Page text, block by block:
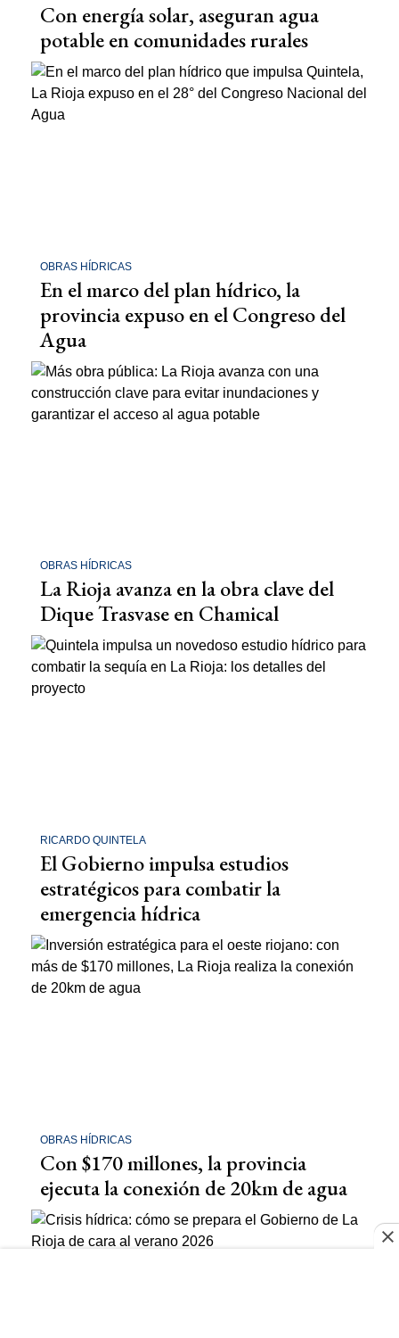
Con energía solar, aseguran agua
potable en comunidades rurales
OBRAS HÍDRICAS
En el marco del plan hídrico, la
provincia expuso en el Congreso del
Agua
OBRAS HÍDRICAS
La Rioja avanza en la obra clave del
Dique Trasvase en Chamical
RICARDO QUINTELA
El Gobierno impulsa estudios
estratégicos para combatir la
emergencia hídrica
OBRAS HÍDRICAS
Con $170 millones, la provincia
ejecuta la conexión de 20km de agua